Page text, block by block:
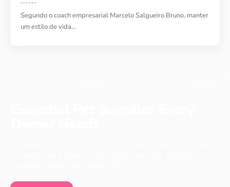
Segundo o coach empresarial Marcelo Salgueiro Bruno, manter
um estilo de vida…